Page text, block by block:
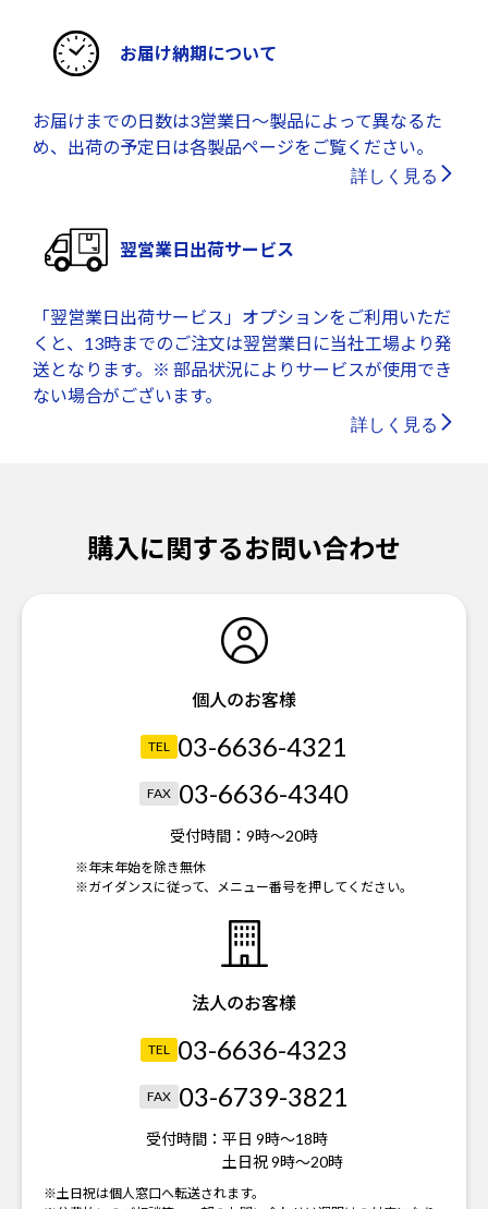
お届け納期について
お届けまでの日数は3営業日～製品によって異なるた
め、出荷の予定日は各製品ページをご覧ください。
詳しく見る
翌営業日出荷サービス
「翌営業日出荷サービス」オプションをご利用いただ
くと、13時までのご注文は翌営業日に当社工場より発
送となります。※ 部品状況によりサービスが使用でき
ない場合がございます。
詳しく見る
購入に関するお問い合わせ
個人のお客様
TEL 03-6636-4321
FAX 03-6636-4340
受付時間： 9時～20時
※年末年始を除き無休
※ガイダンスに従って、メニュー番号を押してください。
法人のお客様
TEL 03-6636-4323
FAX 03-6739-3821
受付時間： 平日 9時～18時
土日祝 9時～20時
※土日祝は個人窓口へ転送されます。